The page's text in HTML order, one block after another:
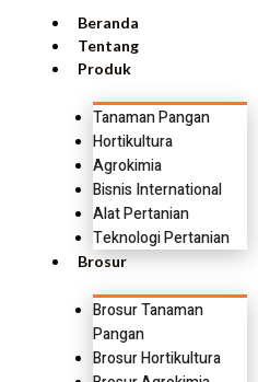
Beranda
Tentang
Produk
Tanaman Pangan
Hortikultura
Agrokimia
Bisnis International
Alat Pertanian
Teknologi Pertanian
Brosur
Brosur Tanaman
Pangan
Brosur Hortikultura